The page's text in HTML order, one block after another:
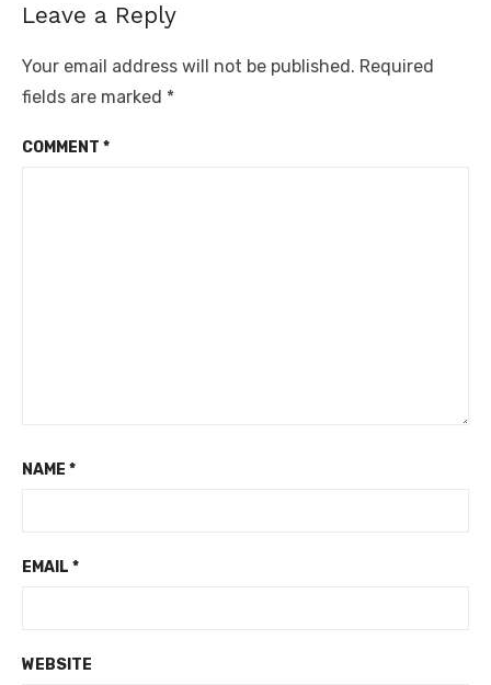
Leave a Reply
Your email address will not be published. Required
fields are marked *
COMMENT *
NAME *
EMAIL *
WEBSITE